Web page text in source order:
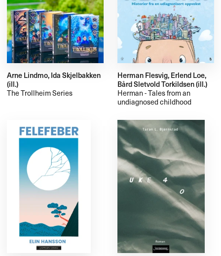
Arne Lindmo, Ida Skjelbakken
(ill.)
The Trollheim Series
Herman Flesvig, Erlend Loe,
Bård Sletvold Torkildsen (ill.)
Herman - Tales from an
undiagnosed childhood